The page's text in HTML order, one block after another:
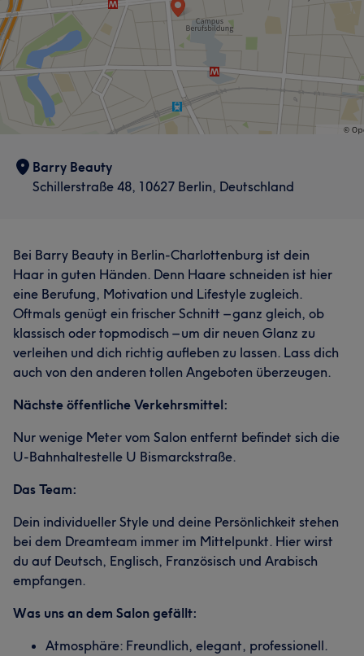
Barry Beauty
Schillerstraße 48, 10627 Berlin, Deutschland
Bei Barry Beauty in Berlin-Charlottenburg ist dein
Haar in guten Händen. Denn Haare schneiden ist hier
eine Berufung, Motivation und Lifestyle zugleich.
Oftmals genügt ein frischer Schnitt – ganz gleich, ob
klassisch oder topmodisch – um dir neuen Glanz zu
verleihen und dich richtig aufleben zu lassen. Lass dich
auch von den anderen tollen Angeboten überzeugen.
Nächste öffentliche Verkehrsmittel:
Nur wenige Meter vom Salon entfernt befindet sich die
U-Bahnhaltestelle U Bismarckstraße.
Das Team:
Dein individueller Style und deine Persönlichkeit stehen
bei dem Dreamteam immer im Mittelpunkt. Hier wirst
du auf Deutsch, Englisch, Französisch und Arabisch
empfangen.
Was uns an dem Salon gefällt:
Atmosphäre: Freundlich, elegant, professionell.